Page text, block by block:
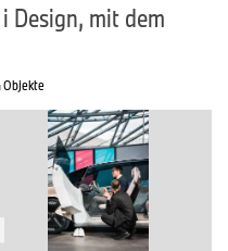
Design, mit dem
Objekte